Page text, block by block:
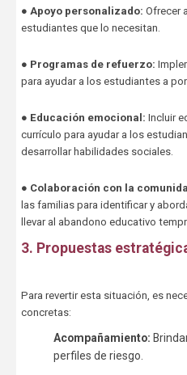
● Apoyo personalizado: Ofrecer
estudiantes que lo necesitan.
● Programas de refuerzo:
para ayudar a los estudiantes a
● Educación emocional: Incluir
currículo para ayudar a los
desarrollar habilidades sociales.
● Colaboración con la
las familias para identificar y
llevar al abandono educativo
3. Propuestas
Para revertir esta situación, es
concretas:
Acompañamiento:
perfiles de riesgo.